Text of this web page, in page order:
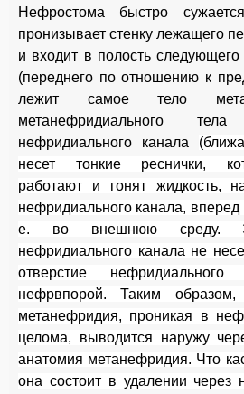
Нефростома быстро
пронизывает стенку лежащего
и входит в полость
(переднего по отношению к
лежит самое тело
метанефридиального
нефридиального канала
несет тонкие реснички,
работают и гонят жидкость,
нефридиального канала, вперед
е. во внешнюю среду.
нефридиального канала не
отверстие нефридиального
нефрвпорой. Таким
метанефридия, проникая в
целома, выводится наружу
анатомия метанефридия. Что
она состоит в удалении через